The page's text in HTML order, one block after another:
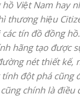
Việt Nam hay
thương hiệu
tín đồ đồng
hãng tạo được
nét thiết kế,
đột phá cũng
chính là điều